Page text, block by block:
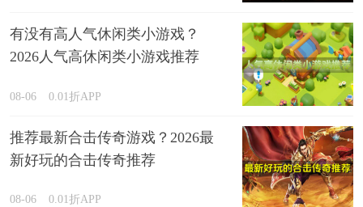
有没有高人气休闲类小游戏？
2026人气高休闲类小游戏推荐
08-06 0.01折APP
推荐最新合击传奇游戏？2026最
新好玩的合击传奇推荐
08-06 0.01折APP